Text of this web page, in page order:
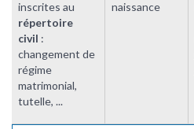
inscrites au
répertoire
civil :
changement de
régime
matrimonial,
tutelle, ...
naissance